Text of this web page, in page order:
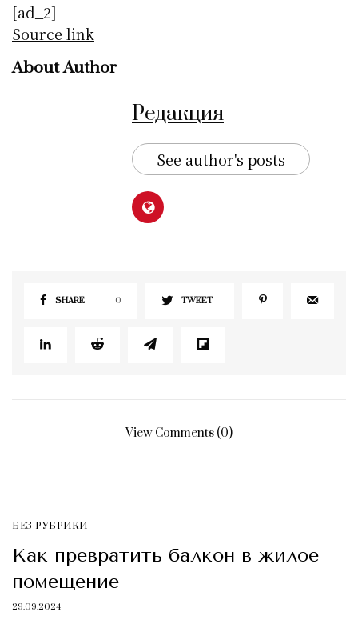
[ad_2]
Source link
About Author
Редакция
See author's posts
SHARE 0 TWEET
View Comments (0)
БЕЗ РУБРИКИ
Как превратить балкон в жилое
помещение
29.09.2024